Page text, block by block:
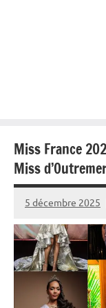
Miss France
Miss
5 décembre 2025